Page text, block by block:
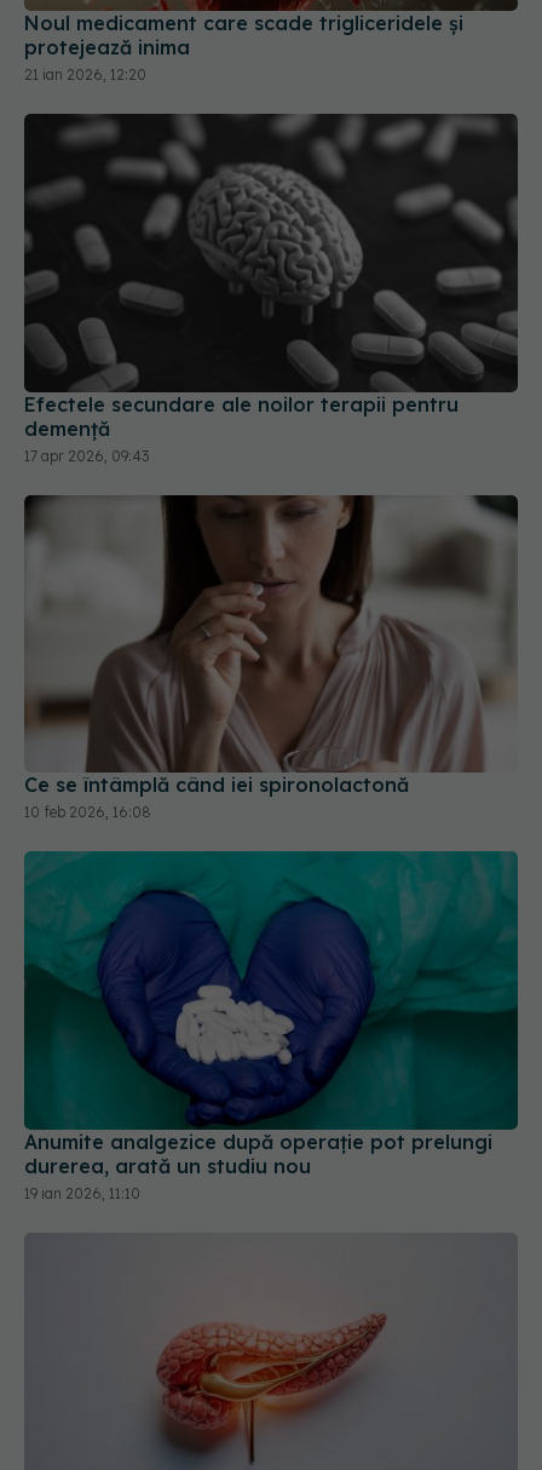
Noul medicament care scade trigliceridele și
protejează inima
21 ian 2026, 12:20
Efectele secundare ale noilor terapii pentru
demență
17 apr 2026, 09:43
Ce se întâmplă când iei spironolactonă
10 feb 2026, 16:08
Anumite analgezice după operație pot prelungi
durerea, arată un studiu nou
19 ian 2026, 11:10